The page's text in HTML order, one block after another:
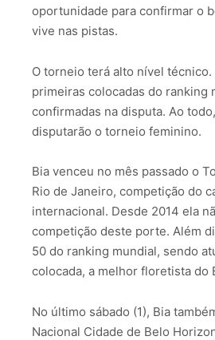
oportunidade para confirmar o
vive nas pistas.
O torneio terá alto nível técnico.
primeiras colocadas do ranking
confirmadas na disputa. Ao
disputarão o torneio feminino.
Bia venceu no mês passado o
Rio de Janeiro, competição do
internacional. Desde 2014 ela
competição deste porte. Além
50 do ranking mundial, sendo
colocada, a melhor floretista do
No último sábado (1), Bia
Nacional Cidade de Belo